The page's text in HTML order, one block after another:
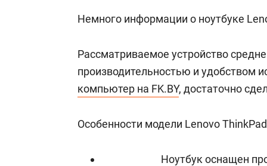
Немного информации о ноутбуке
Рассматриваемое устройство
производительностью и удобством
компьютер на FK.BY, достаточно
Особенности модели Lenovo
Ноутбук оснащен
состоянием как основа
«Гонка